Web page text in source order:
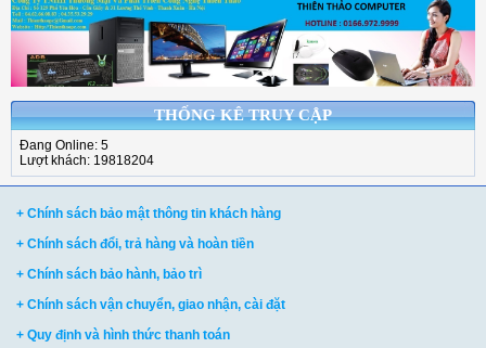
THỐNG KÊ TRUY CẬP
Đang Online: 5
Lượt khách: 19818204
+ Chính sách bảo mật thông tin khách hàng
+ Chính sách đổi, trả hàng và hoàn tiền
+ Chính sách bảo hành, bảo trì
+ Chính sách vận chuyển, giao nhận, cài đặt
+ Quy định và hình thức thanh toán